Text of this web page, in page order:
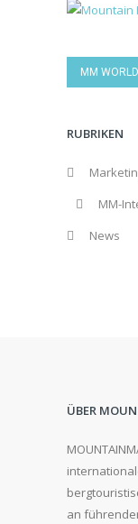
MM
RUBRIKEN
MM-
News
ÜBER
an